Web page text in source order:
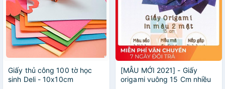
Giấy thủ công 100 tờ học
sinh Deli - 10x10cm
[MẪU MỚI 2021] - Giấy
origami vuông 15 Cm nhiều